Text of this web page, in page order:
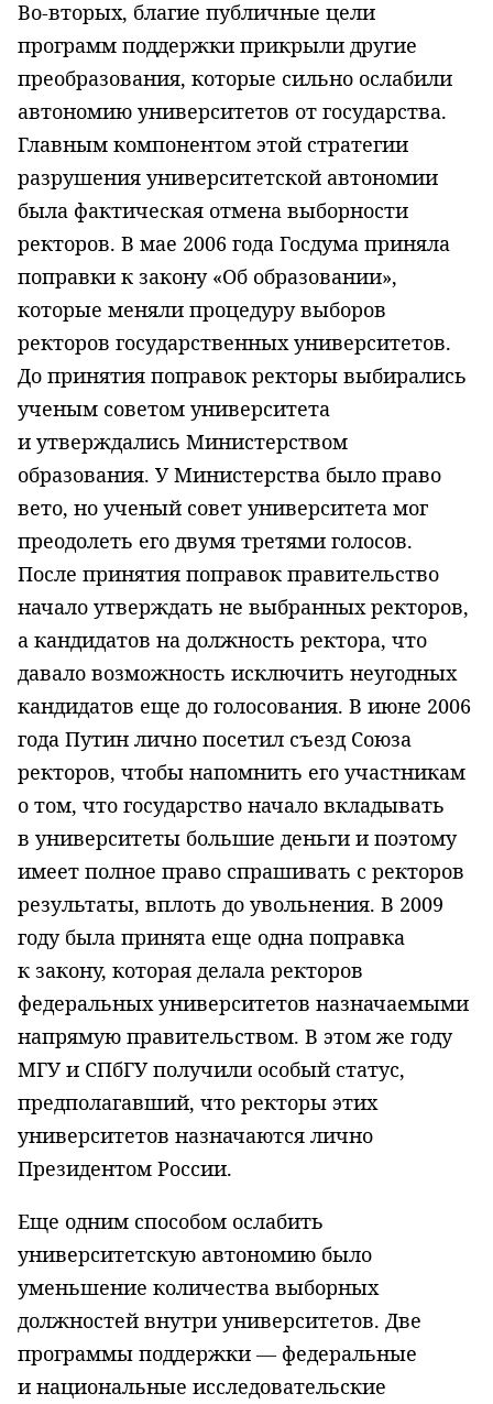
Во-вторых, благие публичные цели
программ поддержки прикрыли другие
преобразования, которые сильно ослабили
автономию университетов от государства.
Главным компонентом этой стратегии
разрушения университетской автономии
была фактическая отмена выборности
ректоров. В мае 2006 года Госдума приняла
поправки к закону «Об образовании»,
которые меняли процедуру выборов
ректоров государственных университетов.
До принятия поправок ректоры выбирались
ученым советом университета
и утверждались Министерством
образования. У Министерства было право
вето, но ученый совет университета мог
преодолеть его двумя третями голосов.
После принятия поправок правительство
начало утверждать не выбранных ректоров,
а кандидатов на должность ректора, что
давало возможность исключить неугодных
кандидатов еще до голосования. В июне 2006
года Путин лично посетил съезд Союза
ректоров, чтобы напомнить его участникам
о том, что государство начало вкладывать
в университеты большие деньги и поэтому
имеет полное право спрашивать с ректоров
результаты, вплоть до увольнения. В 2009
году была принята еще одна поправка
к закону, которая делала ректоров
федеральных университетов назначаемыми
напрямую правительством. В этом же году
МГУ и СПбГУ получили особый статус,
предполагавший, что ректоры этих
университетов назначаются лично
Президентом России.
Еще одним способом ослабить
университетскую автономию было
уменьшение количества выборных
должностей внутри университетов. Две
программы поддержки — федеральные
и национальные исследовательские